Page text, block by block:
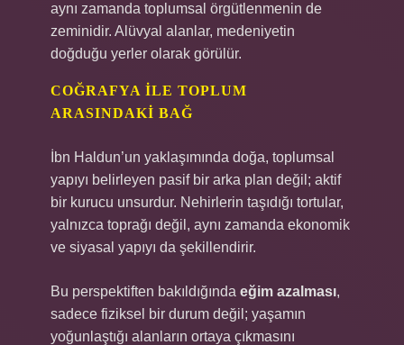
aynı zamanda toplumsal örgütlenmenin de
zeminidir. Alüvyal alanlar, medeniyetin
doğduğu yerler olarak görülür.
COĞRAFYA ILE TOPLUM
ARASINDAKI BAĞ
İbn Haldun’un yaklaşımında doğa, toplumsal
yapıyı belirleyen pasif bir arka plan değil; aktif
bir kurucu unsurdur. Nehirlerin taşıdığı tortular,
yalnızca toprağı değil, aynı zamanda ekonomik
ve siyasal yapıyı da şekillendirir.
Bu perspektiften bakıldığında eğim azalması,
sadece fiziksel bir durum değil; yaşamın
yoğunlaştığı alanların ortaya çıkmasını